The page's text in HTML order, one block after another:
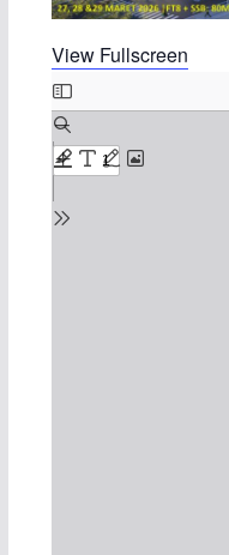
View Fullscreen